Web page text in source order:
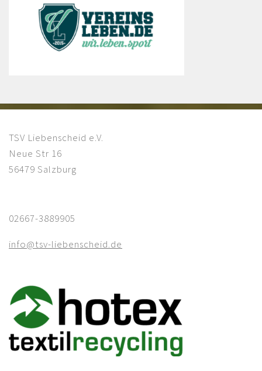
TSV Liebenscheid e.V.
Neue Str 16
56479 Salzburg
02667-3889905
info@tsv-liebenscheid.de